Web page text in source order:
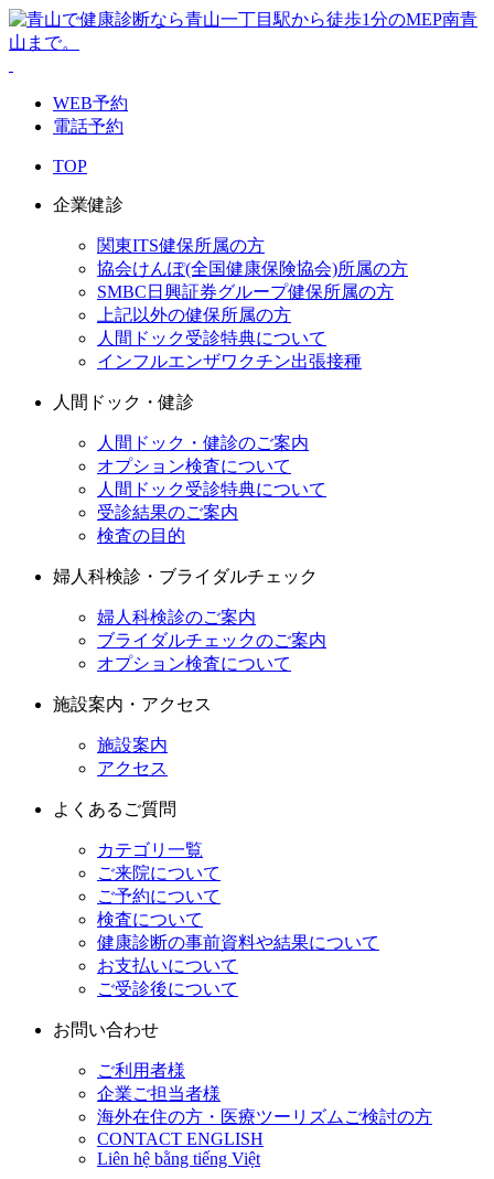
WEB予約
電話予約
TOP
企業健診
関東ITS健保所属の方
協会けんぽ(全国健康保険協会)所属の方
SMBC日興証券グループ健保所属の方
上記以外の健保所属の方
人間ドック受診特典について
インフルエンザワクチン出張接種
人間ドック・健診
人間ドック・健診のご案内
オプション検査について
人間ドック受診特典について
受診結果のご案内
検査の目的
婦人科検診・ブライダルチェック
婦人科検診のご案内
ブライダルチェックのご案内
オプション検査について
施設案内・アクセス
施設案内
アクセス
よくあるご質問
カテゴリ一覧
ご来院について
ご予約について
検査について
健康診断の事前資料や結果について
お支払いについて
ご受診後について
お問い合わせ
ご利用者様
企業ご担当者様
海外在住の方・医療ツーリズムご検討の方
CONTACT ENGLISH
Liên hệ bằng tiếng Việt